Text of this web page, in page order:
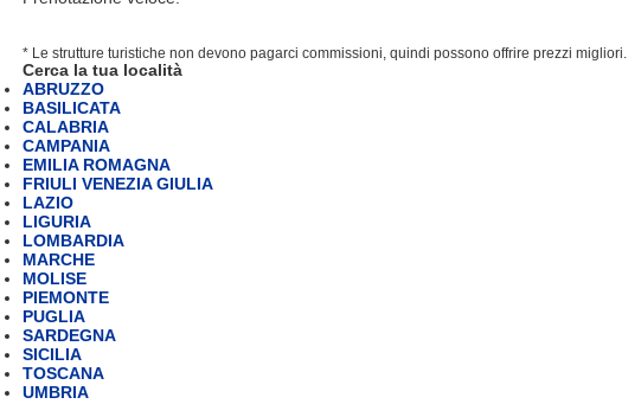
* Le strutture turistiche non devono pagarci commissioni, quindi possono offrire prezzi migliori.
Cerca la tua località
ABRUZZO
BASILICATA
CALABRIA
CAMPANIA
EMILIA ROMAGNA
FRIULI VENEZIA GIULIA
LAZIO
LIGURIA
LOMBARDIA
MARCHE
MOLISE
PIEMONTE
PUGLIA
SARDEGNA
SICILIA
TOSCANA
UMBRIA